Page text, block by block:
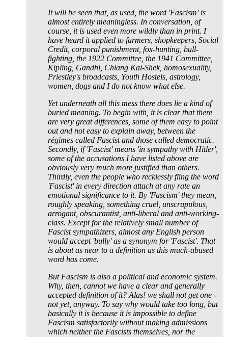
It will be seen that, as used, the word 'Fascism' is
almost entirely meaningless. In conversation, of
course, it is used even more wildly than in print. I
have heard it applied to farmers, shopkeepers, Social
Credit, corporal punishment, fox-hunting, bull-
fighting, the 1922 Committee, the 1941 Committee,
Kipling, Gandhi, Chiang Kai-Shek, homosexuality,
Priestley's broadcasts, Youth Hostels, astrology,
women, dogs and I do not know what else.
Yet underneath all this mess there does lie a kind of
buried meaning. To begin with, it is clear that there
are very great differences, some of them easy to point
out and not easy to explain away, between the
régimes called Fascist and those called democratic.
Secondly, if 'Fascist' means 'in sympathy with Hitler',
some of the accusations I have listed above are
obviously very much more justified than others.
Thirdly, even the people who recklessly fling the word
'Fascist' in every direction attach at any rate an
emotional significance to it. By 'Fascism' they mean,
roughly speaking, something cruel, unscrupulous,
arrogant, obscurantist, anti-liberal and anti-working-
class. Except for the relatively small number of
Fascist sympathizers, almost any English person
would accept 'bully' as a synonym for 'Fascist'. That
is about as near to a definition as this much-abused
word has come.
But Fascism is also a political and economic system.
Why, then, cannot we have a clear and generally
accepted definition of it? Alas! we shall not get one -
not yet, anyway. To say why would take too long, but
basically it is because it is impossible to define
Fascism satisfactorily without making admissions
which neither the Fascists themselves, nor the